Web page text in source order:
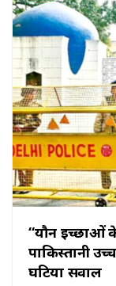
“यौन इच्छाओं
पाकिस्तानी
घटिया सवाल